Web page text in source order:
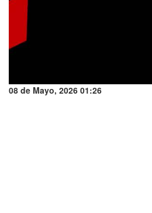
08 de Mayo, 2026 01:26